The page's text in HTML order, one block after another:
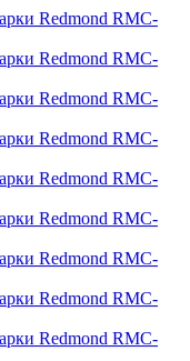
Redmond RMC-
Redmond RMC-
Redmond RMC-
Redmond RMC-
Redmond RMC-
Redmond RMC-
Redmond RMC-
Redmond RMC-
Redmond RMC-